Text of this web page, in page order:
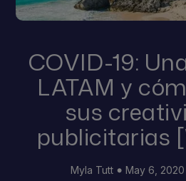
COVID-19:
LATAM y
sus
publicitarias
Myla Tutt May 6, 2020